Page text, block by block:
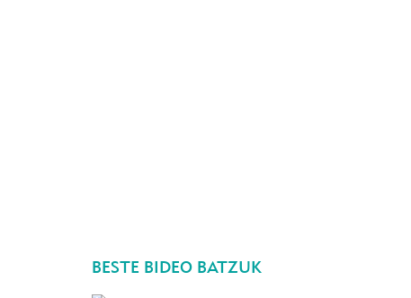
BESTE BIDEO BATZUK